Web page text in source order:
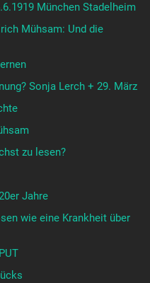
München Stadelheim
Mühsam: Und die
Sonja Lerch + 29. März
zu lesen?
Jahre
wie eine Krankheit über